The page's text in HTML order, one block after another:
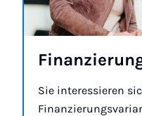
Sie interessieren